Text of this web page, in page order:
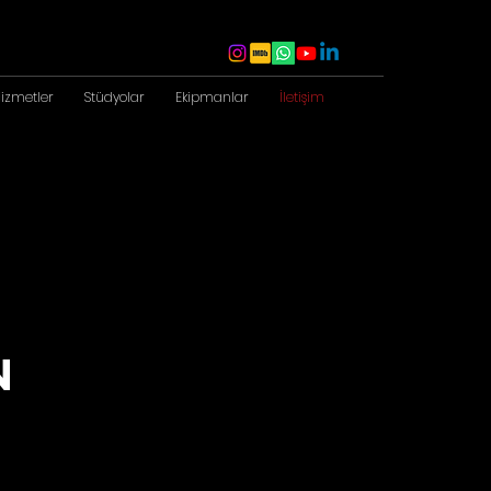
Stüdyolar Ekipmanlar İletişim